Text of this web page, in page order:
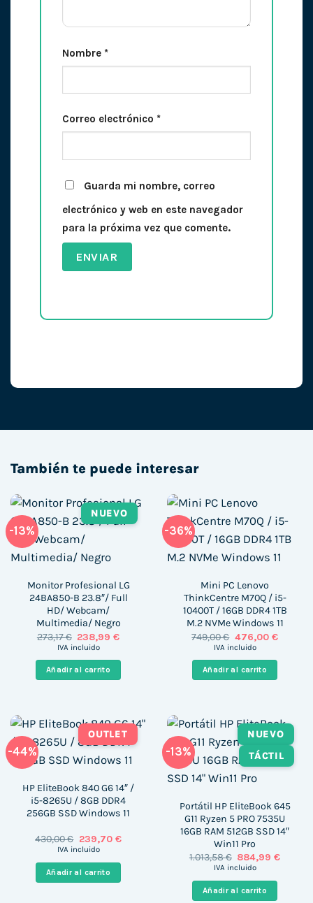
Nombre *
Correo electrónico *
Guarda mi nombre, correo
electrónico y web en este navegador
para la próxima vez que comente.
También te puede interesar
-13%
NUEVO
Monitor Profesional LG
24BA850-B 23.8″/ Full
HD/ Webcam/
Multimedia/ Negro
273,17€ El
precio
era:
273,17 €.
238,99€El
es:
238,99 €.
IVA incluido
Añadir al carrito
-36%
Mini PC Lenovo
ThinkCentre M70Q / i5-
10400T / 16GB DDR4 1TB
M.2 NVMe Windows 11
749,00€ El
precio
era:
749,00 €.
476,00 €El
es:
476,00
IVA incluido
Añadir al carrito
-44%
OUTLET
HP EliteBook 840 G6 14″ /
i5-8265U / 8GB DDR4
256GB SSD Windows 11
430,00€ El
precio
era:
430,00 €.
239,70 €El
es:
IVA incluido
Añadir al carrito
-13%
NUEVO
TÁCTIL
Portátil HP EliteBook 645
G11 Ryzen 5 PRO 7535U
16GB RAM 512GB SSD 14″
Win11 Pro
1.013,58€ El
precio
era:
1.013,58 €.
884,99€El
IVA incluido
Añadir al carrito